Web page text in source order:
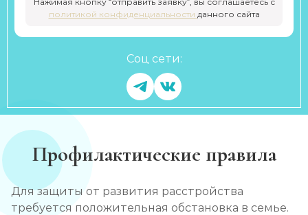
политикой конфиденциальности данного сайта
Соц сети:
Профилактические правила
Для защиты от развития расстройства
требуется положительная обстановка в семье.